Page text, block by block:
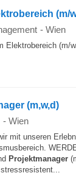
(m/
- Wien
Elektrobereich (m/
(m,w,d)
- Wien
mit unseren
Projektmanager